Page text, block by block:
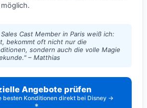
🎻 Konzerte & Live
⛸️ Disney on Ice – Mickys magische
Momente
🎻 Disney Worlds Collide Concert Tour
🎻 Disney at Neuschwanstein
🎻
🎟️ Alle Show-Tickets
Sales Cast Member in Paris weiß ich:
bekommt oft nicht nur die
sondern auch die volle Magie
– Matthias
Angebote prüfen
besten Konditionen direkt bei Disney →